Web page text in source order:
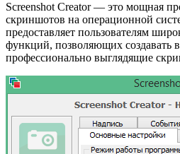
Screenshot Creator — это мощная
скриншотов на операционной
предоставляет пользователям
функций, позволяющих создавать
профессионально выглядящие